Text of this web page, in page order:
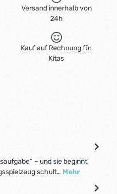
Versand innerhalb von
24h
Kauf auf Rechnung für
Kitas
– und sie beginnt
schult… Mehr